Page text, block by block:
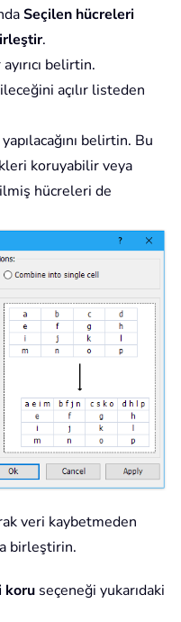
Seçilen hücreleri
.
belirtin.
açılır listeden
belirtin. Bu
koruyabilir veya
hücreleri de
veri kaybetmeden
birleştirin.
koru seçeneği yukarıdaki